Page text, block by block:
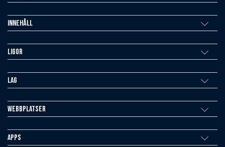
Innehåll
Ligor
Lag
Webbplatser
Apps